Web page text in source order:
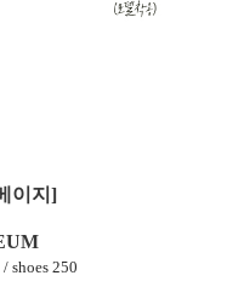
이지]
shoes 250